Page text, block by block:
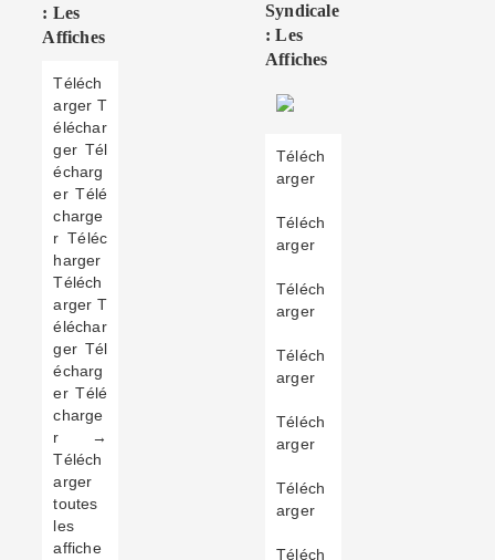
: Les
Affiches
Téléch
arger T
éléchar
ger Tél
écharg
er Télé
charge
r Téléc
harger
Téléch
arger T
éléchar
ger Tél
écharg
er Télé
charge
r →
Téléch
arger
toutes
les
affiche
Syndicale
: Les
Affiches
Téléch
arger
Téléch
arger
Téléch
arger
Téléch
arger
Téléch
arger
Téléch
arger
Téléch